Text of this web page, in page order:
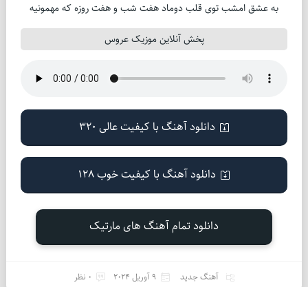
به عشق امشب توی قلب دوماد هفت شب و هفت روزه که مهمونیه
پخش آنلاین موزیک عروس
دانلود آهنگ با کیفیت عالی 320
دانلود آهنگ با کیفیت خوب 128
دانلود تمام آهنگ های مارتیک
آهنگ جدید 9 آوریل 2024 0 نظر